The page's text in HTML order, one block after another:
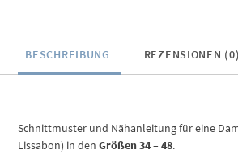
BESCHREIBUNG REZENSIONEN (0)
Schnittmuster und Nähanleitung für eine
Lissabon) in denGrößen 34 – 48.